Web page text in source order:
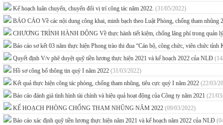
Kế hoạch luân chuyển, chuyển đổi vị trí công tác năm 2022. (31/05/2022)
BÁO CÁO Về các nội dung công khai, minh bạch theo Luật Phòng, chống tham
CHƯƠNG TRÌNH HÀNH ĐỘNG Về thực hành tiết kiệm, chống lãng phí trong quản
Báo cáo sơ kết 03 năm thực hiện Phong trào thi đua “Cán bộ, công chức, viên chức
Quyết định V/v phê duyệt quỹ tiền lương thực hiện 2021 và kế hoạch 2022 của NLĐ
Hồ sơ công bố thông tin quý I năm 2022 (31/03/2022)
Kết quả thực hiện công tác phòng, chống tham nhũng, tiêu cực quý I năm 2022 (22/03/
Báo cáo đánh giá tình hình tài chính và hiệu quả hoạt động của Công ty năm 2021 (21/
KẾ HOẠCH PHÒNG CHỐNG THAM NHŨNG NĂM 2022 (09/03/2022)
Báo cáo xác định quỹ tiền lương thực hiện năm 2021 và kế hoạch năm 2022 của NLĐ